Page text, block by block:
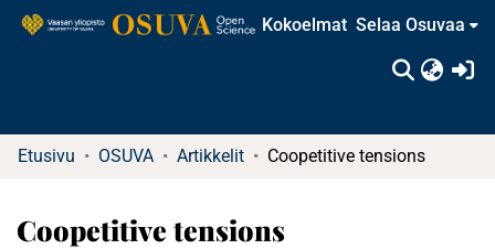
Kokoelmat Selaa Osuvaa
Etusivu OSUVA Artikkelit Coopetitive tensions
Coopetitive tensions